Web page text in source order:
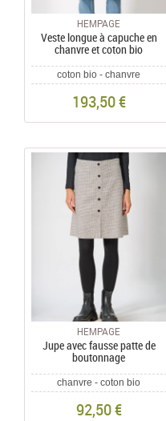
HEMPAGE
Veste longue à capuche en
chanvre et coton bio
coton bio - chanvre
193,50 €
HEMPAGE
Jupe avec fausse patte de
boutonnage
chanvre - coton bio
92,50 €